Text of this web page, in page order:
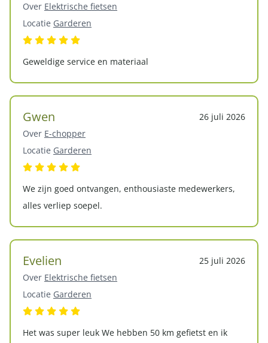
Over Elektrische fietsen
Locatie Garderen
Geweldige service en materiaal
Gwen
26 juli 2026
Over E-chopper
Locatie Garderen
We zijn goed ontvangen, enthousiaste medewerkers,
alles verliep soepel.
Evelien
25 juli 2026
Over Elektrische fietsen
Locatie Garderen
Het was super leuk We hebben 50 km gefietst en ik